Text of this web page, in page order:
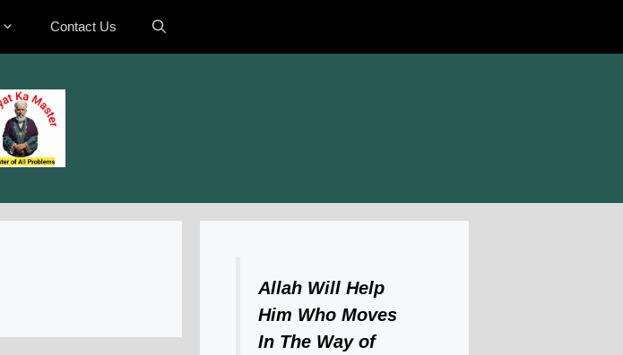
Contact Us
Allah Will Help
Him Who Moves
In The Way of